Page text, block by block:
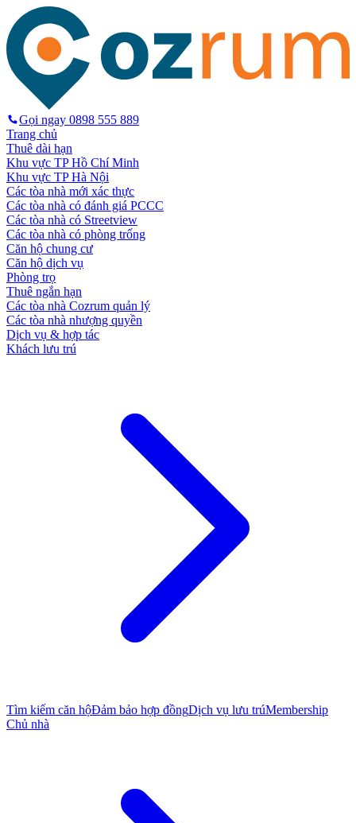
Gọi ngay 0898 555 889
Trang chủ
Thuê dài hạn
Khu vực TP Hồ Chí Minh
Khu vực TP Hà Nội
Các tòa nhà mới xác thực
Các tòa nhà có đánh giá PCCC
Các tòa nhà có Streetview
Các tòa nhà có phòng trống
Căn hộ chung cư
Căn hộ dịch vụ
Phòng trọ
Thuê ngắn hạn
Các tòa nhà Cozrum quản lý
Các tòa nhà nhượng quyền
Dịch vụ & hợp tác
Khách lưu trú
Tìm kiếm căn hộĐảm bảo hợp đồngDịch vụ lưu trúMembership
Chủ nhà